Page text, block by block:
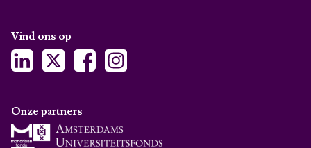
Vind ons op
Onze partners